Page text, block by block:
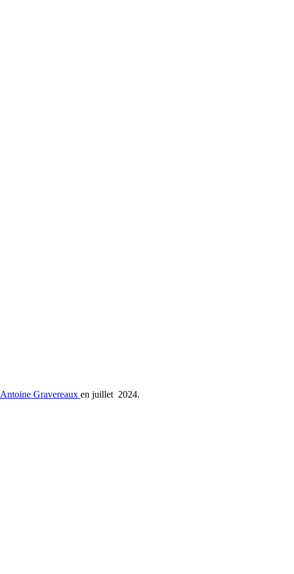
Antoine Gravereaux en juillet 2024.